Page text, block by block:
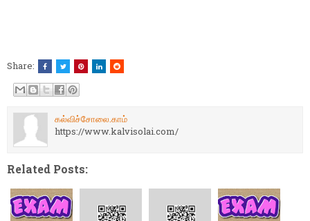
Share:
கல்விச்சோலை.காம்
https://www.kalvisolai.com/
Related Posts: